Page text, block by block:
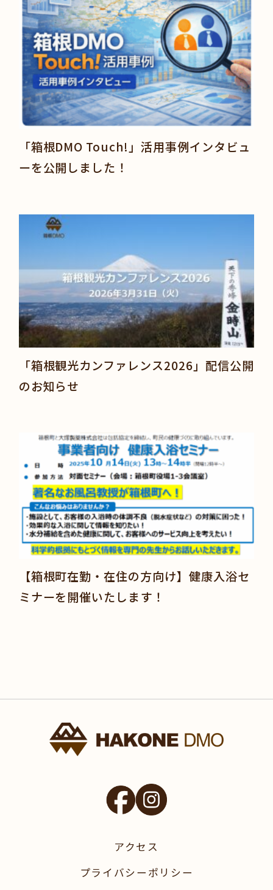
「箱根DMO Touch!」活用事例インタビュ
ーを公開しました！
「箱根観光カンファレンス2026」配信公開
のお知らせ
【箱根町在勤・在住の方向け】健康入浴セ
ミナーを開催いたします！
アクセス
プライバシーポリシー